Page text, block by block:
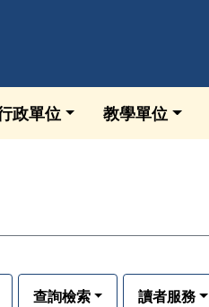
政單位 教學單位
查詢檢索 讀者服務